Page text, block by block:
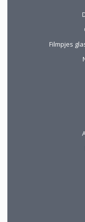
Filmpjes